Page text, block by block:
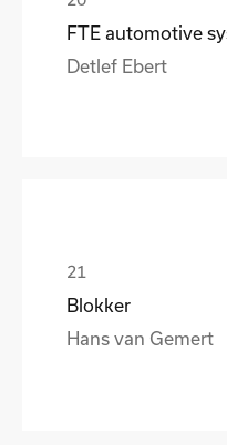
FTE automotive
Detlef Ebert
Blokker
Hans van Gemert